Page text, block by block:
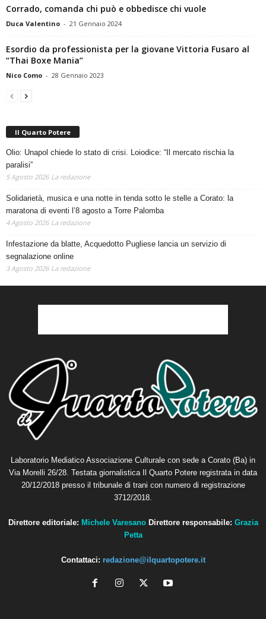
Corrado, comanda chi può e obbedisce chi vuole
Duca Valentino - 21 Gennaio 2024
Esordio da professionista per la giovane Vittoria Fusaro al
“Thai Boxe Mania”
Nico Como - 28 Gennaio 2023
Il Quarto Potere
Olio: Unapol chiede lo stato di crisi. Loiodice: “Il mercato rischia la
paralisi”
5 Agosto 2026 La redazione
Solidarietà, musica e una notte in tenda sotto le stelle a Corato: la
maratona di eventi l’8 agosto a Torre Palomba
4 Agosto 2026 La redazione
Infestazione da blatte, Acquedotto Pugliese lancia un servizio di
segnalazione online
3 Agosto 2026 La redazione
Laboratorio Mediatico Associazione Culturale con sede a Corato (Ba) in
Via Morelli 26/28. Testata giornalistica Il Quarto Potere registrata in data
20/12/2018 presso il tribunale di trani con numero di registrazione
3712/2018.
Direttore editoriale: Michele Varesano Direttore responsabile: Grazia
Petta
Contattaci: redazione@ilquartopotere.it